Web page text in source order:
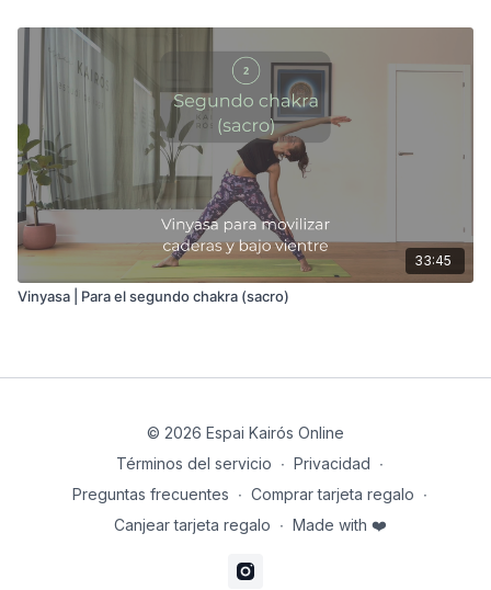
33:45
Vinyasa | Para el segundo chakra (sacro)
© 2026 Espai Kairós Online
Términos del servicio ∙ Privacidad ∙
Preguntas frecuentes ∙ Comprar tarjeta regalo ∙
Canjear tarjeta regalo ∙ Made with ❤️